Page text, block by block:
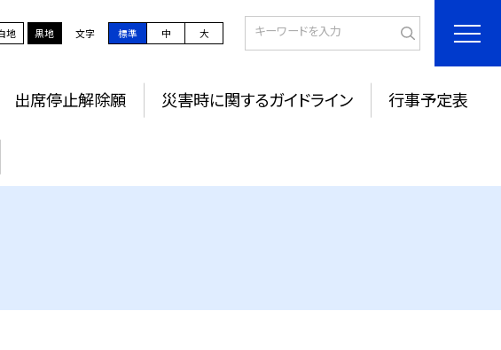
地 黒地 文字 標準 中 大
出席停止解除願 災害時に関するガイドライン 行事予定表